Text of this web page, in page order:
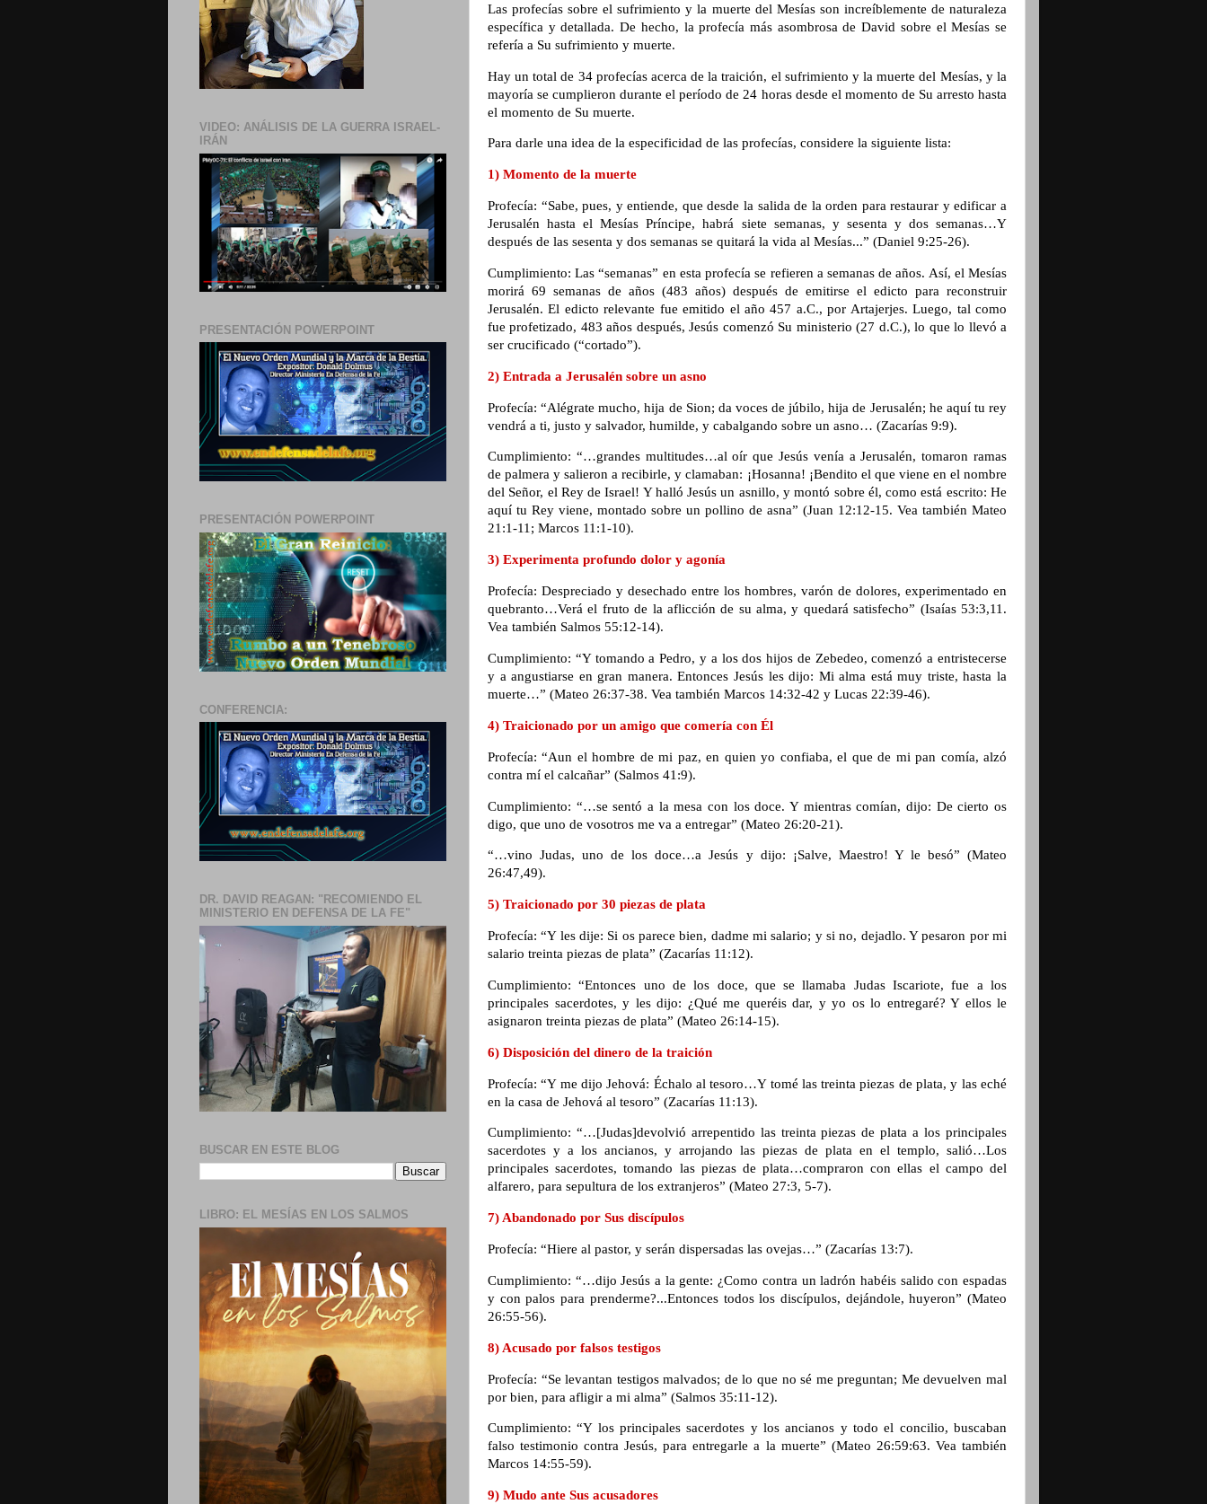
Las profecías sobre el sufrimiento y la muerte del Mesías son increíblemente de naturaleza
específica y detallada. De hecho, la profecía más asombrosa de David sobre el Mesías se
refería a Su sufrimiento y muerte.
Hay un total de 34 profecías acerca de la traición, el sufrimiento y la muerte del Mesías, y la
mayoría se cumplieron durante el período de 24 horas desde el momento de Su arresto hasta
el momento de Su muerte.
Para darle una idea de la especificidad de las profecías, considere la siguiente lista:
1) Momento de la muerte
Profecía: “Sabe, pues, y entiende, que desde la salida de la orden para restaurar y edificar a
Jerusalén hasta el Mesías Príncipe, habrá siete semanas, y sesenta y dos semanas…Y
después de las sesenta y dos semanas se quitará la vida al Mesías...” (Daniel 9:25-26).
Cumplimiento: Las “semanas” en esta profecía se refieren a semanas de años. Así, el Mesías
morirá 69 semanas de años (483 años) después de emitirse el edicto para reconstruir
Jerusalén. El edicto relevante fue emitido el año 457 a.C., por Artajerjes. Luego, tal como
fue profetizado, 483 años después, Jesús comenzó Su ministerio (27 d.C.), lo que lo llevó a
ser crucificado (“cortado”).
2) Entrada a Jerusalén sobre un asno
Profecía: “Alégrate mucho, hija de Sion; da voces de júbilo, hija de Jerusalén; he aquí tu rey
vendrá a ti, justo y salvador, humilde, y cabalgando sobre un asno… (Zacarías 9:9).
Cumplimiento: “…grandes multitudes…al oír que Jesús venía a Jerusalén, tomaron ramas
de palmera y salieron a recibirle, y clamaban: ¡Hosanna! ¡Bendito el que viene en el nombre
del Señor, el Rey de Israel! Y halló Jesús un asnillo, y montó sobre él, como está escrito: He
aquí tu Rey viene, montado sobre un pollino de asna” (Juan 12:12-15. Vea también Mateo
21:1-11; Marcos 11:1-10).
3) Experimenta profundo dolor y agonía
Profecía: Despreciado y desechado entre los hombres, varón de dolores, experimentado en
quebranto…Verá el fruto de la aflicción de su alma, y quedará satisfecho” (Isaías 53:3,11.
Vea también Salmos 55:12-14).
Cumplimiento: “Y tomando a Pedro, y a los dos hijos de Zebedeo, comenzó a entristecerse
y a angustiarse en gran manera. Entonces Jesús les dijo: Mi alma está muy triste, hasta la
muerte…” (Mateo 26:37-38. Vea también Marcos 14:32-42 y Lucas 22:39-46).
4) Traicionado por un amigo que comería con Él
Profecía: “Aun el hombre de mi paz, en quien yo confiaba, el que de mi pan comía, alzó
contra mí el calcañar” (Salmos 41:9).
Cumplimiento: “…se sentó a la mesa con los doce. Y mientras comían, dijo: De cierto os
digo, que uno de vosotros me va a entregar” (Mateo 26:20-21).
“…vino Judas, uno de los doce…a Jesús y dijo: ¡Salve, Maestro! Y le besó” (Mateo
26:47,49).
5) Traicionado por 30 piezas de plata
Profecía: “Y les dije: Si os parece bien, dadme mi salario; y si no, dejadlo. Y pesaron por mi
salario treinta piezas de plata” (Zacarías 11:12).
Cumplimiento: “Entonces uno de los doce, que se llamaba Judas Iscariote, fue a los
principales sacerdotes, y les dijo: ¿Qué me queréis dar, y yo os lo entregaré? Y ellos le
asignaron treinta piezas de plata” (Mateo 26:14-15).
6) Disposición del dinero de la traición
Profecía: “Y me dijo Jehová: Échalo al tesoro…Y tomé las treinta piezas de plata, y las eché
en la casa de Jehová al tesoro” (Zacarías 11:13).
Cumplimiento: “…[Judas]devolvió arrepentido las treinta piezas de plata a los principales
sacerdotes y a los ancianos, y arrojando las piezas de plata en el templo, salió…Los
principales sacerdotes, tomando las piezas de plata…compraron con ellas el campo del
alfarero, para sepultura de los extranjeros” (Mateo 27:3, 5-7).
7) Abandonado por Sus discípulos
Profecía: “Hiere al pastor, y serán dispersadas las ovejas…” (Zacarías 13:7).
Cumplimiento: “…dijo Jesús a la gente: ¿Como contra un ladrón habéis salido con espadas
y con palos para prenderme?...Entonces todos los discípulos, dejándole, huyeron” (Mateo
26:55-56).
8) Acusado por falsos testigos
Profecía: “Se levantan testigos malvados; de lo que no sé me preguntan; Me devuelven mal
por bien, para afligir a mi alma” (Salmos 35:11-12).
Cumplimiento: “Y los principales sacerdotes y los ancianos y todo el concilio, buscaban
falso testimonio contra Jesús, para entregarle a la muerte” (Mateo 26:59:63. Vea también
Marcos 14:55-59).
9) Mudo ante Sus acusadores
VIDEO: ANÁLISIS DE LA GUERRA ISRAEL-
IRÁN
PRESENTACIÓN POWERPOINT
PRESENTACIÓN POWERPOINT
CONFERENCIA:
DR. DAVID REAGAN: "RECOMIENDO EL
MINISTERIO EN DEFENSA DE LA FE"
BUSCAR EN ESTE BLOG
LIBRO: EL MESÍAS EN LOS SALMOS